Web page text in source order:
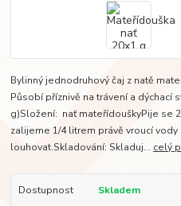
Bylinný jednodruhový čaj z natě
Působí příznivě na trávení a dýchací
g)Složení: nať mateřídouškyPije se
zalijeme 1/4 litrem právě vroucí
louhovat.Skladování: Skladuj... celý
Dostupnost Skladem